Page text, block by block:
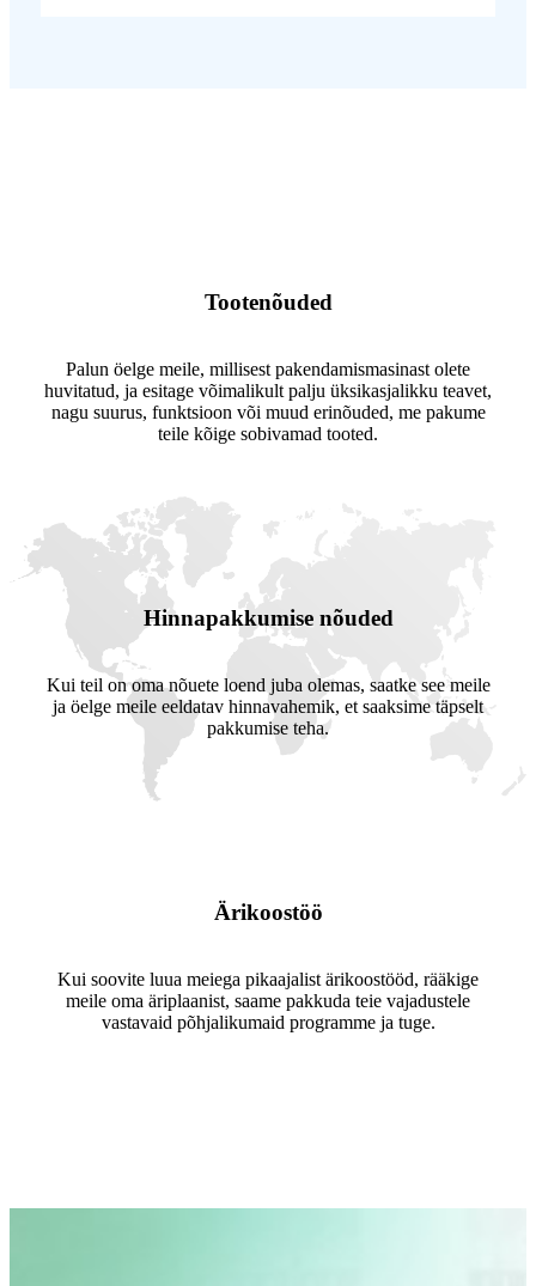
Tootenõuded
Palun öelge meile, millisest pakendamismasinast olete
huvitatud, ja esitage võimalikult palju üksikasjalikku teavet,
nagu suurus, funktsioon või muud erinõuded, me pakume
teile kõige sobivamad tooted.
Hinnapakkumise nõuded
Kui teil on oma nõuete loend juba olemas, saatke see meile
ja öelge meile eeldatav hinnavahemik, et saaksime täpselt
pakkumise teha.
Ärikoostöö
Kui soovite luua meiega pikaajalist ärikoostööd, rääkige
meile oma äriplaanist, saame pakkuda teie vajadustele
vastavaid põhjalikumaid programme ja tuge.